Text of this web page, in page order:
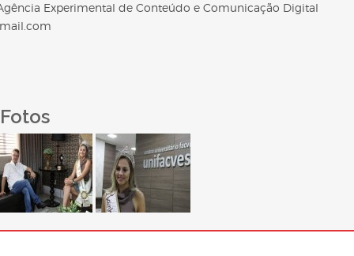
Experimental de Conteúdo e Comunicação Digital